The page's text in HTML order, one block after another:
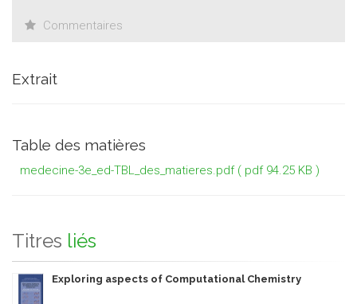
Commentaires
Extrait
Table des matières
medecine-3e_ed-TBL_des_matieres.pdf ( pdf 94.25 KB )
Titres liés
Exploring aspects of Computational Chemistry